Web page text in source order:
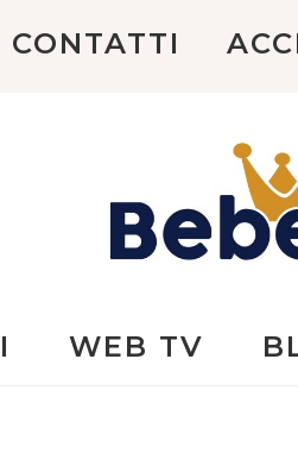
CONTATTI
WEB TV